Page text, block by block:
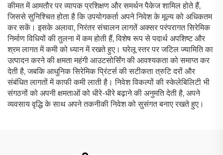
कीमत में आमतौर पर व्यापक प्रशिक्षण और समर्थन पैकेज शामिल होते हैं,
जिससे सुनिश्चित होता है कि उपयोगकर्ता अपने निवेश के मूल्य को अधिकतम
कर सकें। इसके अलावा, निरंतर संचालन लागतें अक्सर परंपरागत सिरेमिक
निर्माण विधियों की तुलना में कम होती हैं, विशेष रूप से पदार्थ अपशिष्ट और
श्रम लागत में कमी को ध्यान में रखते हुए। घरेलू स्तर पर जटिल ज्यामिति का
उत्पादन करने की क्षमता महंगी आउटसोर्सिंग की आवश्यकता को समाप्त कर
देती है, जबकि आधुनिक सिरेमिक प्रिंटर्स की सटीकता त्रुटि दरों और
संबंधित लागतों में काफी कमी लाती है। निवेश विकल्पों की स्केलेबिलिटी भी
संगठनों को अपनी क्षमताओं को धीरे-धीरे बढ़ाने की अनुमति देती है, अपने
व्यवसाय वृद्धि के साथ अपने तकनीकी निवेश को सुसंगत बनाए रखते हुए।